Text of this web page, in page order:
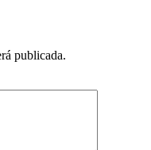
publicada.